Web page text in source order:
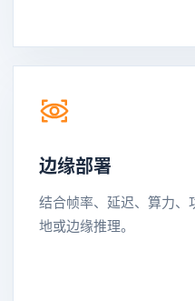
边缘部署
结合帧率、延迟、算力
地或边缘推理。